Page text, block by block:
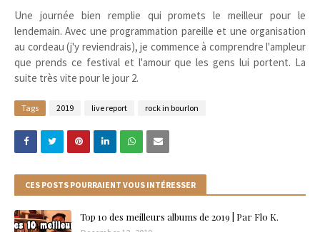
Une journée bien remplie qui promets le meilleur pour le
lendemain. Avec une programmation pareille et une organisation
au cordeau (j'y reviendrais), je commence à comprendre l'ampleur
que prends ce festival et l'amour que les gens lui portent. La
suite très vite pour le jour 2.
Tags 2019 live report rock in bourlon
CES POSTS POURRAIENT VOUS INTÉRESSER
Top 10 des meilleurs albums de 2019 | Par Flo K.